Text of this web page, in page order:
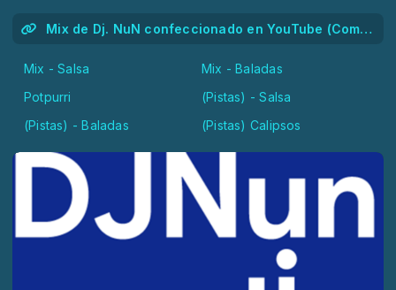
Mix de Dj. NuN confeccionado en YouTube (Combos Nacionales)
Mix - Salsa
Mix - Baladas
Potpurri
(Pistas) - Salsa
(Pistas) - Baladas
(Pistas) Calipsos